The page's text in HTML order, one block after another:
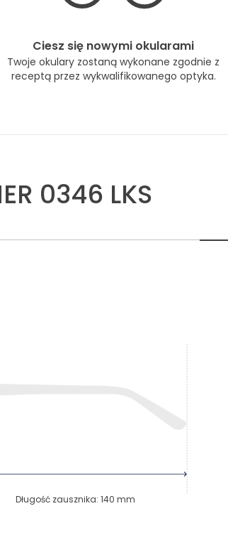
Ciesz się nowymi okularami
Twoje okulary zostaną wykonane zgodnie z
receptą przez wykwalifikowanego optyka.
0346 LKS
Długość zausznika: 140 mm